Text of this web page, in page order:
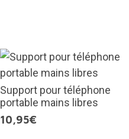
Support pour téléphone
portable mains libres
10,95€